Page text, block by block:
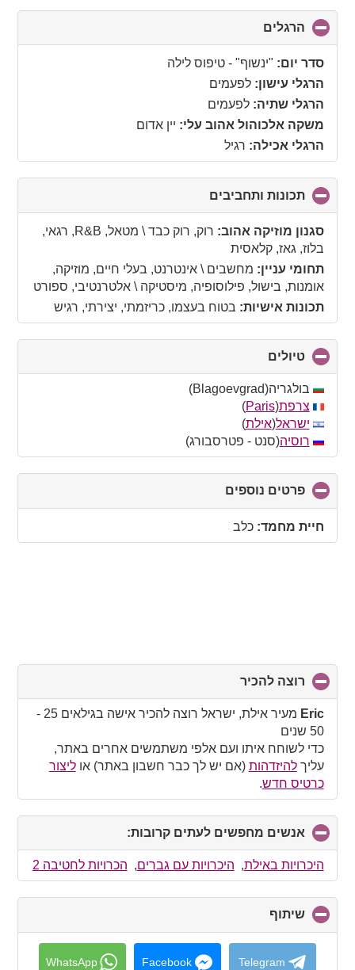
הרגלים
to
collapse
contents
סדר יום: "ינשוף" - טיפוס לילה
הרגלי עישון: לפעמים
הרגלי שתיה: לפעמים
משקה אלכוהול אהוב עלי: יין אדום
הרגלי אכילה: רגיל
תכונות ותחביבים
to
collapse
סגנון מוזיקה אהוב:
רוק, רוק כבד \ מטאל, R&B, רגאי,
בלוז, גאז, קלאסית
תחומי עניין: מחשבים \ אינטרנט, בעלי חיים, מוזיקה,
אומנות, בישול, פילוסופיה, מיסטיקה \ אלטרנטיבי, ספורט
תכונות אישיות: בטוח בעצמו, כריזמתי, יצירתי, רגיש
טיולים
to
collapse
contents
בולגריה(Blagoevgrad)
צרפת(
Paris
)
ישראל(אילת)
רוסיה(סנט - פטרסבורג)
פרטים נוספים
to
חיית מחמד: כלב
רוצה להכיר
to
collapse
Eric
מעיר אילת, ישראל רוצה להכיר אישה בגילאים 25 -
50 שנים
כדי לשוחח איתו ועם אלפי משתמשים אחרים באתר,
עליךלהיזדהות (אם יש לך כבר חשבון באתר) אוליצור
כרטיס חדש.
אנשים מחפשים לעתים קרובות:
to
collapse
contents
היכרויות באילת, היכרויות עם גברים, הכרויות לחטיבה 2
שיתוף
to
collapse
contents
Telegram
Facebook
WhatsApp